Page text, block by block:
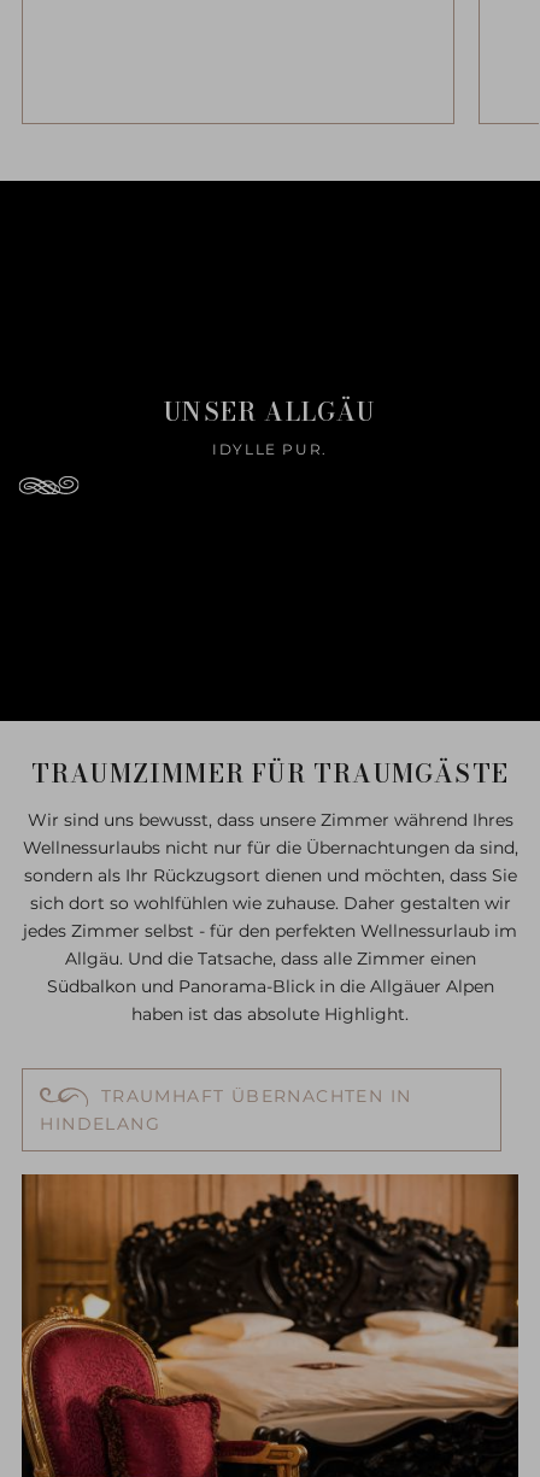
UNSER ALLGÄU
IDYLLE PUR.
TRAUMZIMMER FÜR TRAUMGÄSTE
Wir sind uns bewusst, dass unsere Zimmer während Ihres
Wellnessurlaubs nicht nur für die Übernachtungen da sind,
sondern als Ihr Rückzugsort dienen und möchten, dass Sie
sich dort so wohlfühlen wie zuhause. Daher gestalten wir
jedes Zimmer selbst - für den perfekten Wellnessurlaub im
Allgäu. Und die Tatsache, dass alle Zimmer einen
Südbalkon und Panorama-Blick in die Allgäuer Alpen
haben ist das absolute Highlight.
TRAUMHAFT ÜBERNACHTEN IN
HINDELANG